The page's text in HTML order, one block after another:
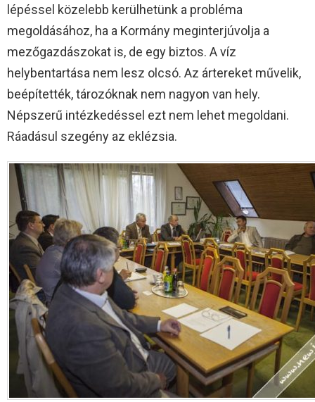
lépéssel közelebb kerülhetünk a probléma
megoldásához, ha a Kormány meginterjúvolja a
mezőgazdászokat is, de egy biztos. A víz
helybentartása nem lesz olcsó. Az ártereket művelik,
beépítették, tározóknak nem nagyon van hely.
Népszerű intézkedéssel ezt nem lehet megoldani.
Ráadásul szegény az eklézsia.